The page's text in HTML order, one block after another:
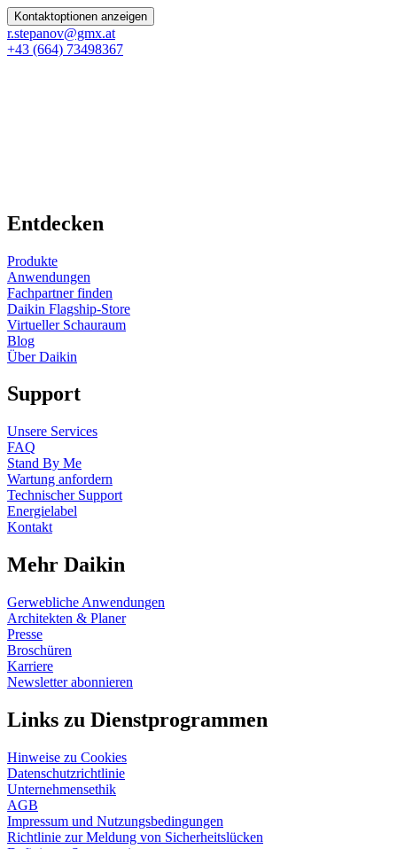
Kontaktoptionen anzeigen
r.stepanov@gmx.at
+43 (664) 73498367
Entdecken
Produkte
Anwendungen
Fachpartner finden
Daikin Flagship-Store
Virtueller Schauraum
Blog
Über Daikin
Support
Unsere Services
FAQ
Stand By Me
Wartung anfordern
Technischer Support
Energielabel
Kontakt
Mehr Daikin
Gerwebliche Anwendungen
Architekten & Planer
Presse
Broschüren
Karriere
Newsletter abonnieren
Links zu Dienstprogrammen
Hinweise zu Cookies
Datenschutzrichtlinie
Unternehmensethik
AGB
Impressum und Nutzungsbedingungen
Richtlinie zur Meldung von Sicherheitslücken